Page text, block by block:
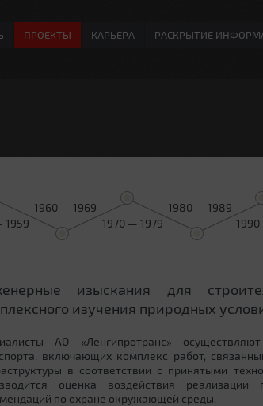
ПРОЕКТЫ КАРЬЕРА РАСКРЫТИЕ
1959
1960 — 1969
1970 — 1979
1980 — 1989
изыскания для
изучения природных
АО «Ленгипротранс»
включающих комплекс работ,
в соответствии с принятыми
оценка воздействия
по охране окружающей среды.